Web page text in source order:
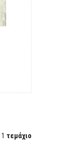
1 τεμάχιο